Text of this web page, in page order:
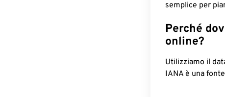
semplice per
Perché
online?
Utilizziamo il
IANA è una